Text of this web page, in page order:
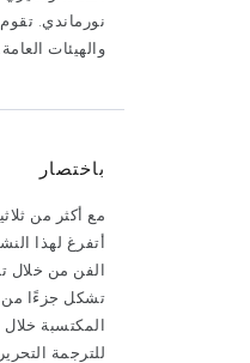
نورماندي.
والهيئات العامة.
باختصار
مع أكثر من
أتفرغ لهذا
الفن من خلال
تشكل جزءًا من
المكتسبة
للترجمة